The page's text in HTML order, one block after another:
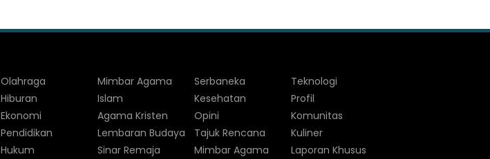
Olahraga
Hiburan
Ekonomi
Pendidikan
Hukum
Mimbar Agama
Islam
Agama Kristen
Lembaran Budaya
Sinar Remaja
Serbaneka
Kesehatan
Opini
Tajuk Rencana
Mimbar Agama
Teknologi
Profil
Komunitas
Kuliner
Laporan Khusus